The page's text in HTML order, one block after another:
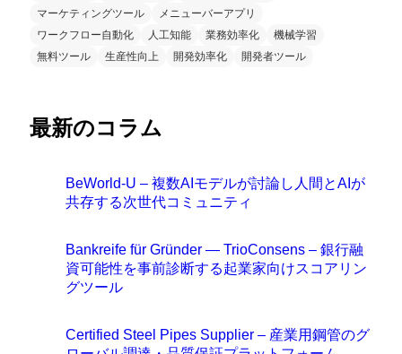
マーケティングツール
メニューバーアプリ
ワークフロー自動化
人工知能 業務効率化
機械学習
無料ツール
生産性向上 開発効率化 開発者ツール
最新のコラム
BeWorld-U – 複数AIモデルが討論し人間とAIが
共存する次世代コミュニティ
Bankreife für Gründer — TrioConsens – 銀行融
資可能性を事前診断する起業家向けスコアリン
グツール
Certified Steel Pipes Supplier – 産業用鋼管のグ